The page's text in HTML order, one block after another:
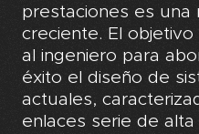
prestaciones es
creciente. El
al ingeniero para
éxito el diseño de
actuales,
enlaces serie de